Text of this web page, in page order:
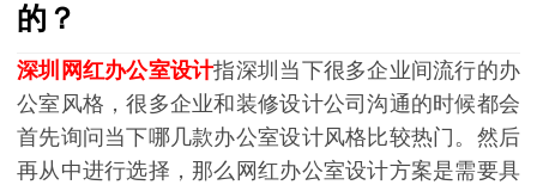
的？
深圳网红办公室设计指深圳当下很多企业间流行的办
公室风格，很多企业和装修设计公司沟通的时候都会
首先询问当下哪几款办公室设计风格比较热门。然后
再从中进行选择，那么网红办公室设计方案是需要具